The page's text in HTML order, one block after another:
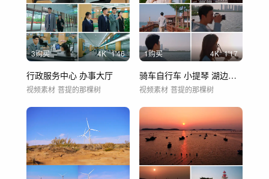
3购买 4K 1'46
行政服务中心 办事大厅
视频素材 菩提的那棵树
1购买 4K 1'17
骑车自行车 小提琴 湖边风光
视频素材 菩提的那棵树